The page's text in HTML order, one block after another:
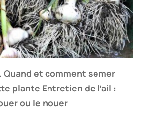
Quand et comment semer
plante Entretien de l’ail :
ou le nouer